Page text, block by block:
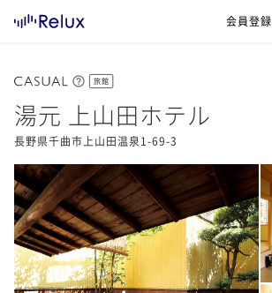
会員登録
旅館
湯元 上山田ホテル
長野県千曲市上山田温泉1-69-3